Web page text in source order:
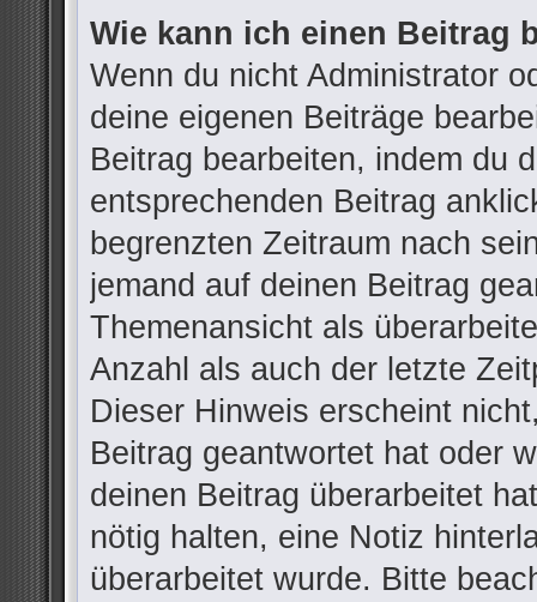
Wie kann ich einen Beitrag
Wenn du nicht Administrator
deine eigenen Beiträge
Beitrag bearbeiten, indem du
entsprechenden Beitrag
begrenzten Zeitraum nach
jemand auf deinen Beitrag
Themenansicht als
Anzahl als auch der letzte
Dieser Hinweis erscheint
Beitrag geantwortet hat oder
deinen Beitrag überarbeitet
nötig halten, eine Notiz
überarbeitet wurde. Bitte